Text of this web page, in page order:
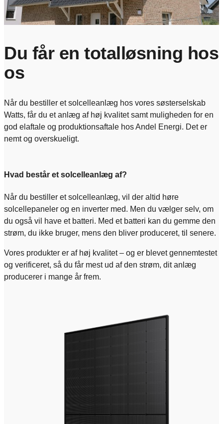
Du får en totalløsning hos
os
Når du bestiller et solcelleanlæg hos vores søsterselskab
Watts, får du et anlæg af høj kvalitet samt muligheden for en
god elaftale og produktionsaftale hos Andel Energi. Det er
nemt og overskueligt.
Hvad består et solcelleanlæg af?
Når du bestiller et solcelleanlæg, vil der altid høre
solcellepaneler og en inverter med. Men du vælger selv, om
du også vil have et batteri. Med et batteri kan du gemme den
strøm, du ikke bruger, mens den bliver produceret, til senere.
Vores produkter er af høj kvalitet – og er blevet gennemtestet
og verificeret, så du får mest ud af den strøm, dit anlæg
producerer i mange år frem.